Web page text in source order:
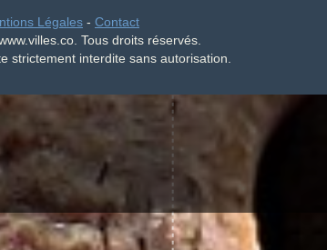
Légales - Contact
Tous droits réservés.
strictement interdite sans autorisation.